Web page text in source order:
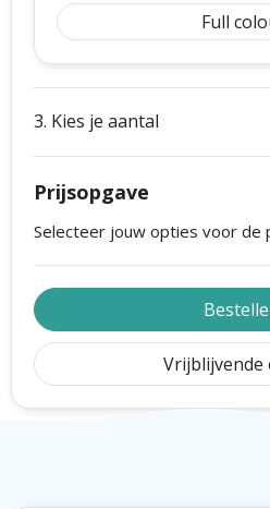
Full
3. Kies je aantal
Prijsopgave
Selecteer jouw opties voor de
Vrijblijvende